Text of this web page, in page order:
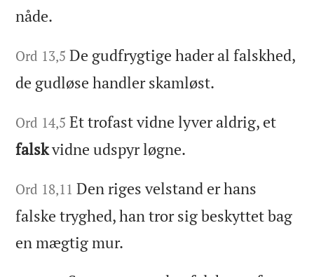
nåde.
Ord 13,5 De gudfrygtige hader al falskhed,
de gudløse handler skamløst.
Ord 14,5 Et trofast vidne lyver aldrig, et
falskvidne udspyr løgne.
Ord 18,11 Den riges velstand er hans
falske tryghed, han tror sig beskyttet bag
en mægtig mur.